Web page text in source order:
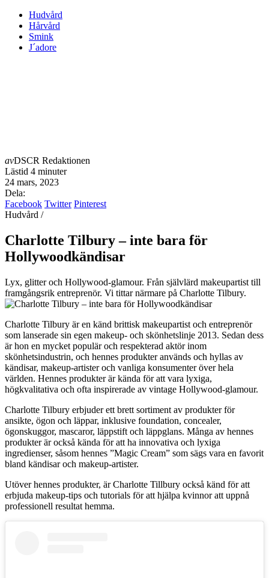
Hudvård
Hårvård
Smink
J´adore
avDSCR Redaktionen
Lästid 4 minuter
24 mars, 2023
Dela:
Facebook Twitter Pinterest
Hudvård /
Charlotte Tilbury – inte bara för
Hollywoodkändisar
Lyx, glitter och Hollywood-glamour. Från självlärd makeupartist till
framgångsrik entreprenör. Vi tittar närmare på Charlotte Tilbury.
Charlotte Tilbury är en känd brittisk makeupartist och entreprenör
som lanserade sin egen makeup- och skönhetslinje 2013. Sedan dess
är hon en mycket populär och respekterad aktör inom
skönhetsindustrin, och hennes produkter används och hyllas av
kändisar, makeup-artister och vanliga konsumenter över hela
världen. Hennes produkter är kända för att vara lyxiga,
högkvalitativa och ofta inspirerade av vintage Hollywood-glamour.
Charlotte Tilbury erbjuder ett brett sortiment av produkter för
ansikte, ögon och läppar, inklusive foundation, concealer,
ögonskuggor, mascaror, läppstift och läppglans. Många av hennes
produkter är också kända för att ha innovativa och lyxiga
ingredienser, såsom hennes ”Magic Cream” som sägs vara en favorit
bland kändisar och makeup-artister.
Utöver hennes produkter, är Charlotte Tillbury också känd för att
erbjuda makeup-tips och tutorials för att hjälpa kvinnor att uppnå
professionell resultat hemma.